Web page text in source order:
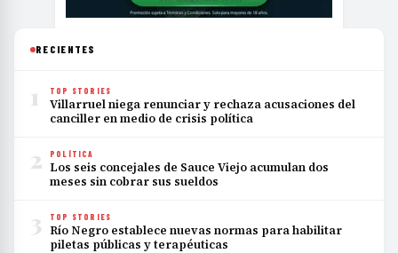
RECIENTES
1 TOP STORIES
Villarruel niega renunciar y rechaza acusaciones del
canciller en medio de crisis política
2 POLÍTICA
Los seis concejales de Sauce Viejo acumulan dos
meses sin cobrar sus sueldos
3 TOP STORIES
Río Negro establece nuevas normas para habilitar
piletas públicas y terapéuticas